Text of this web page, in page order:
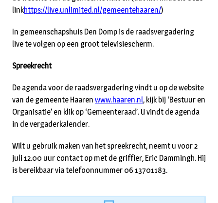
linkhttps://live.unlimited.nl/gemeentehaaren/)
In gemeenschapshuis Den Domp is de raadsvergadering
live te volgen op een groot televisiescherm.
Spreekrecht
De agenda voor de raadsvergadering vindt u op de website
van de gemeente Haaren www.haaren.nl, kijk bij ‘Bestuur en
Organisatie’ en klik op ‘Gemeenteraad’. U vindt de agenda
in de vergaderkalender.
Wilt u gebruik maken van het spreekrecht, neemt u voor 2
juli 12.00 uur contact op met de griffier, Eric Dammingh. Hij
is bereikbaar via telefoonnummer 06 13701183.